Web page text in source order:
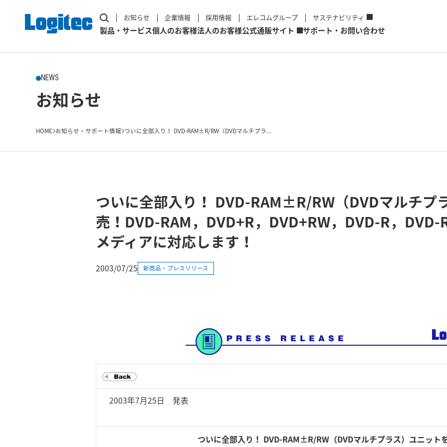
お知らせ 企業情報 採用情報 エレコムグループ サステナビリティ
製品・サービス個人のお客様法人のお客様公式通販サイト サポート・お問い合わせ
NEWS
お知らせ
HOME お知らせ・サポート情報 ついに全部入り！ DVD-RAM±R/RW（DVDマルチプラ...
ついに全部入り！ DVD-RAM±R/RW（DVDマルチプ
売！DVD-RAM，DVD+R，DVD+RW，DVD-R，DVD-
メディアに対応します！
2003/07/25 新商品・プレスリリース
2003年7月25日 発表
ついに全部入り！ DVD-RAM±R/RW（DVDマルチプラス）ユニット